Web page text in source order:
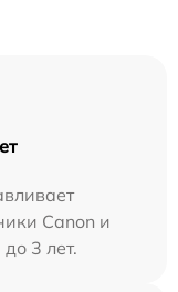
Canon и
3 лет.